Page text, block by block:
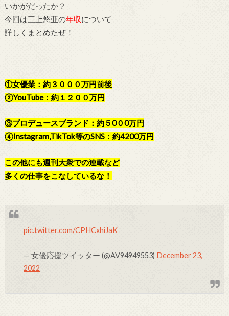
いかがだったか？
今回は三上悠亜の年収について
詳しくまとめたぜ！
①女優業：約３０００万円前後
②YouTube：約１２００万円
③プロデュースブランド：約５0０0万円
④Instagram,TikTok等のSNS：約4200万円
この他にも週刊大衆での連載など
多くの仕事をこなしているな！
pic.twitter.com/CPHCxhiJaK
— 女優応援ツイッター (@AV94949553) December 23,
2022